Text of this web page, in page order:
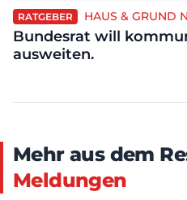
RATGEBER HAUS & GRUND
Bundesrat will
ausweiten.
Mehr aus dem
Meldungen